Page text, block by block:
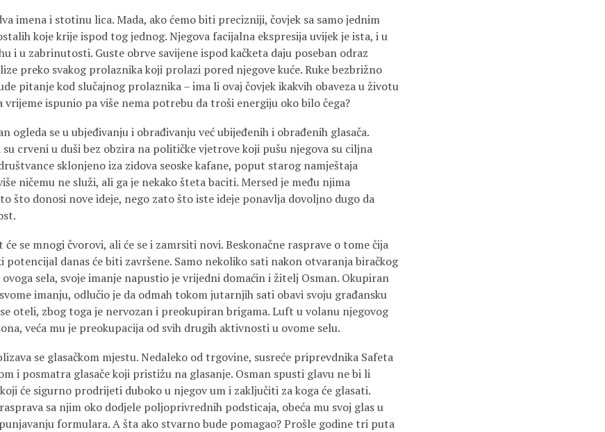
imena i stotinu lica. Mada, ako ćemo biti precizniji, čovjek sa samo jednim
koje krije ispod tog jednog. Njegova facijalna ekspresija uvijek je ista, i u
i u zabrinutosti. Guste obrve savijene ispod kačketa daju poseban odraz
preko svakog prolaznika koji prolazi pored njegove kuće. Ruke bezbrižno
pitanje kod slučajnog prolaznika – ima li ovaj čovjek ikakvih obaveza u životu
vrijeme ispunio pa više nema potrebu da troši energiju oko bilo čega?
ogleda se u ubjeđivanju i obrađivanju već ubijeđenih i obrađenih glasača.
crveni u duši bez obzira na političke vjetrove koji pušu njegova su ciljna
sklonjeno iza zidova seoske kafane, poput starog namještaja
ničemu ne služi, ali ga je nekako šteta baciti. Mersed je među njima
što donosi nove ideje, nego zato što iste ideje ponavlja dovoljno dugo da
se mnogi čvorovi, ali će se i zamrsiti novi. Beskonačne rasprave o tome čija
potencijal danas će biti završene. Samo nekoliko sati nakon otvaranja biračkog
sela, svoje imanje napustio je vrijedni domaćin i žitelj Osman. Okupiran
imanju, odlučio je da odmah tokom jutarnjih sati obavi svoju građansku
oteli, zbog toga je nervozan i preokupiran brigama. Luft u volanu njegovog
veća mu je preokupacija od svih drugih aktivnosti u ovome selu.
se glasačkom mjestu. Nedaleko od trgovine, susreće priprevdnika Safeta
i posmatra glasače koji pristižu na glasanje. Osman spusti glavu ne bi li
će sigurno prodrijeti duboko u njegov um i zaključiti za koga će glasati.
sa njim oko dodjele poljoprivrednih podsticaja, obeća mu svoj glas u
formulara. A šta ako stvarno bude pomagao? Prošle godine tri puta